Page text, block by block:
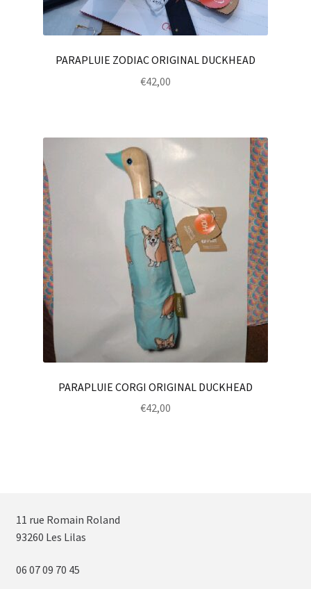
PARAPLUIE ZODIAC ORIGINAL DUCKHEAD
€42,00
PARAPLUIE CORGI ORIGINAL DUCKHEAD
€42,00
11 rue Romain Roland
93260 Les Lilas
06 07 09 70 45